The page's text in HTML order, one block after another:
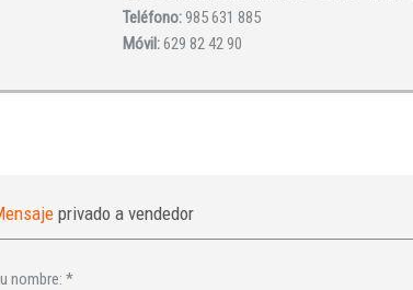
Teléfono:985 631 885
Móvil:629 82 42 90
privado a vendedor
nombre: *